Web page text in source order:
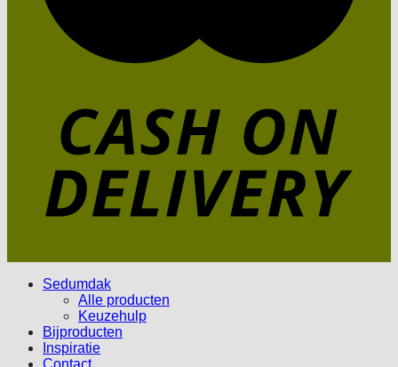
Sedumdak
Alle producten
Keuzehulp
Bijproducten
Inspiratie